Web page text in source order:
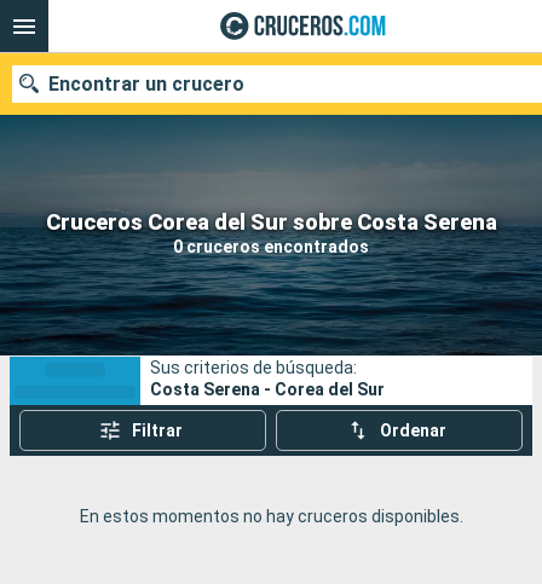
Cruceros Corea del Sur sobre Costa Serena
0 cruceros encontrados
Encontrar un crucero
Nuestros destinos
Fecha de salida
Puertos Compañías
Buscar
Sus criterios de búsqueda:
Costa Serena - Corea del Sur
Filtrar Ordenar
En estos momentos no hay cruceros disponibles.